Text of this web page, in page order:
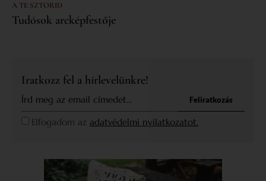
A TE SZTORID
Tudósok arcképfestője
Iratkozz fel a hírlevelünkre!
Elfogadom az adatvédelmi nyilatkozatot.
Feliratkozás